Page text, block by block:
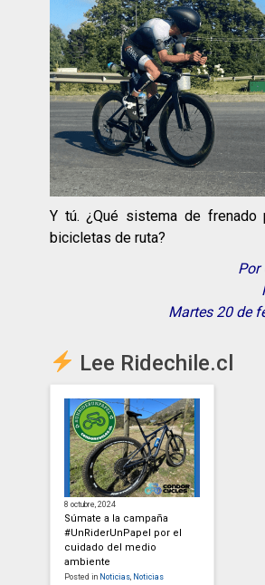
Y tú. ¿Qué sistema de frenado
bicicletas de ruta?
Por
Martes 20 de
Lee Ridechile.cl
8 octubre, 2024
Súmate a la campaña
#UnRiderUnPapel por el
cuidado del medio
ambiente
Posted in Noticias Noticias